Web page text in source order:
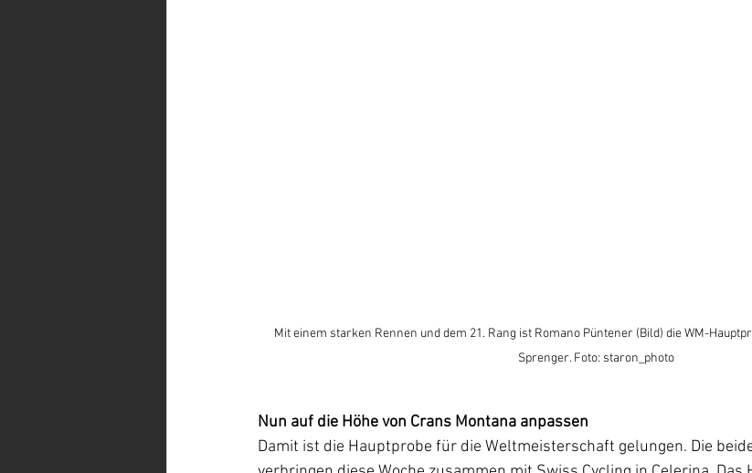
Mit einem starken Rennen und dem 21. Rang ist Romano Püntener (Bild) die WM-
Sprenger. Foto: staron_photo
Nun auf die Höhe von Crans Montana anpassen
Damit ist die Hauptprobe für die Weltmeisterschaft gelungen. Die